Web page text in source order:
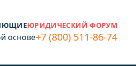
ЮРИДИЧЕСКИЙ ФОРУМ
основе+7 (800) 511-86-74